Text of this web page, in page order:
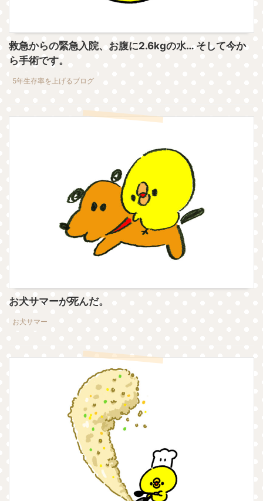
救急からの緊急入院、お腹に2.6kgの水… そして今か
ら手術です。
5年生存率を上げるブログ
お犬サマーが死んだ。
お犬サマー